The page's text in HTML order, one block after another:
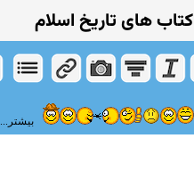
کتاب های تاریخ اسلام
بیشتر...